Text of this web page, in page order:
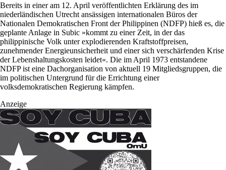
Bereits in einer am 12. April veröffentlichten Erklärung des im
niederländischen Utrecht ansässigen internationalen Büros der
Nationalen Demokratischen Front der Philippinen (NDFP) hieß es, die
geplante Anlage in Subic »kommt zu einer Zeit, in der das
philippinische Volk unter explodierenden Kraftstoffpreisen,
zunehmender Energieunsicherheit und einer sich verschärfenden Krise
der Lebenshaltungskosten leidet«. Die im April 1973 entstandene
NDFP ist eine Dachorganisation von aktuell 19 Mitgliedsgruppen, die
im politischen Untergrund für die Errichtung einer
volksdemokratischen Regierung kämpfen.
Anzeige